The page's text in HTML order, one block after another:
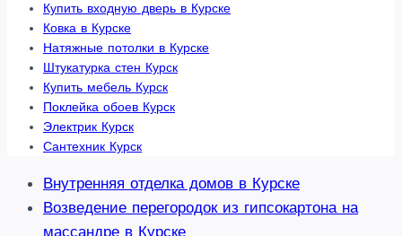
Купить входную дверь в Курске
Ковка в Курске
Натяжные потолки в Курске
Штукатурка стен Курск
Купить мебель Курск
Поклейка обоев Курск
Электрик Курск
Сантехник Курск
Внутренняя отделка домов в Курске
Возведение перегородок из гипсокартона на
массандре в Курске